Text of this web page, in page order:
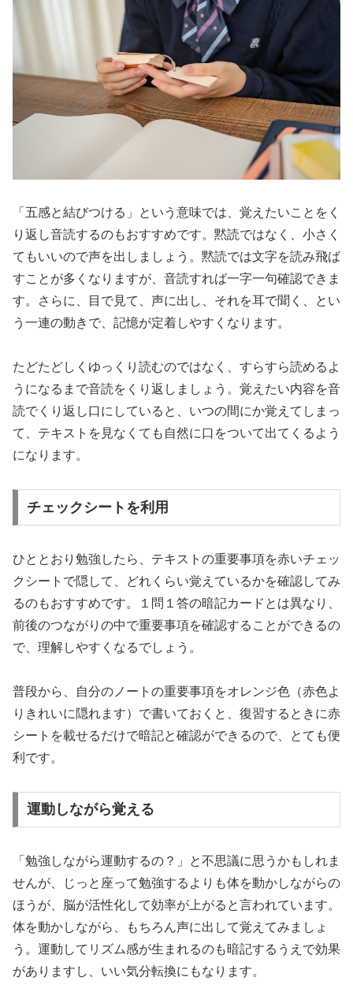
「五感と結びつける」という意味では、覚えたいことをく
り返し音読するのもおすすめです。黙読ではなく、小さく
てもいいので声を出しましょう。黙読では文字を読み飛ば
すことが多くなりますが、音読すれば一字一句確認できま
す。さらに、目で見て、声に出し、それを耳で聞く、とい
う一連の動きで、記憶が定着しやすくなります。
たどたどしくゆっくり読むのではなく、すらすら読めるよ
うになるまで音読をくり返しましょう。覚えたい内容を音
読でくり返し口にしていると、いつの間にか覚えてしまっ
て、テキストを見なくても自然に口をついて出てくるよう
になります。
チェックシートを利用
ひととおり勉強したら、テキストの重要事項を赤いチェッ
クシートで隠して、どれくらい覚えているかを確認してみ
るのもおすすめです。１問１答の暗記カードとは異なり、
前後のつながりの中で重要事項を確認することができるの
で、理解しやすくなるでしょう。
普段から、自分のノートの重要事項をオレンジ色（赤色よ
りきれいに隠れます）で書いておくと、復習するときに赤
シートを載せるだけで暗記と確認ができるので、とても便
利です。
運動しながら覚える
「勉強しながら運動するの？」と不思議に思うかもしれま
せんが、じっと座って勉強するよりも体を動かしながらの
ほうが、脳が活性化して効率が上がると言われています。
体を動かしながら、もちろん声に出して覚えてみましょ
う。運動してリズム感が生まれるのも暗記するうえで効果
がありますし、いい気分転換にもなります。